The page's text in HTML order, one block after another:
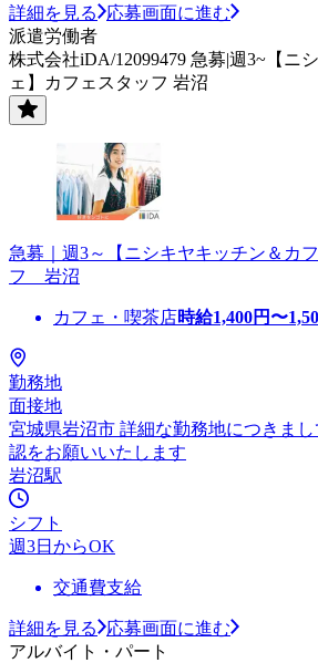
詳細を見る
応募画面に進む
派遣労働者
株式会社iDA/12099479 急募|週3~【ニ
ェ】カフェスタッフ 岩沼
急募｜週3～【ニシキヤキッチン＆カ
フ 岩沼
カフェ・喫茶店時給1,400円〜
勤務地
面接地
宮城県岩沼市 詳細な勤務地につきま
認をお願いいたします
岩沼駅
シフト
週3日からOK
交通費支給
詳細を見る
応募画面に進む
アルバイト・パート